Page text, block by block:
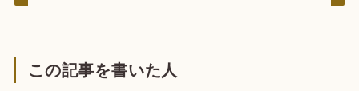
この記事を書いた人